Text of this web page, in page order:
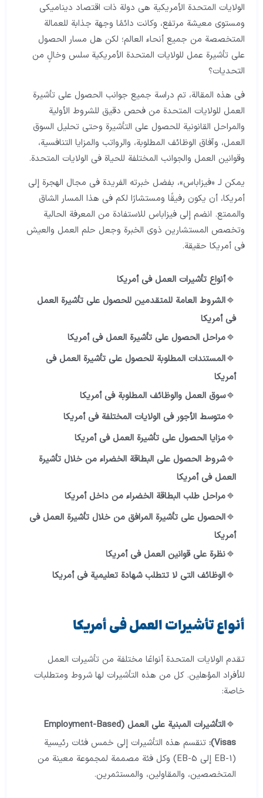
الولايات المتحدة الأمريكية هي دولة ذات اقتصاد ديناميكي
ومستوى معيشة مرتفع، وكانت دائمًا وجهة جذابة للعمالة
المتخصصة من جميع أنحاء العالم؛ لكن هل مسار الحصول
على تأشيرة عمل للولايات المتحدة الأمريكية سلس وخالٍ من
التحديات؟
في هذه المقالة، تم دراسة جميع جوانب الحصول على تأشيرة
العمل للولايات المتحدة من فحص دقيق للشروط الأولية
والمراحل القانونية للحصول على التأشيرة وحتى تحليل السوق
العمل، وآفاق الوظائف المطلوبة، والرواتب والمزايا التنافسية،
وقوانين العمل والجوانب المختلفة للحياة في الولايات المتحدة.
يمكن لـ «فيزاباس»، بفضل خبرته الفريدة في مجال الهجرة إلى
أمريكا، أن يكون رفيقًا ومستشارًا لكم في هذا المسار الشاق
والممتع. انضم إلى فيزاباس للاستفادة من المعرفة الحالية
وتخصص المستشارين ذوي الخبرة وجعل حلم العمل والعيش
في أمريكا حقيقة.
أنواع تأشيرات العمل في أمريكا
الشروط العامة للمتقدمين للحصول على تأشيرة العمل
في أمريكا
مراحل الحصول على تأشيرة العمل في أمريكا
المستندات المطلوبة للحصول على تأشيرة العمل في
أمريكا
سوق العمل والوظائف المطلوبة في أمريكا
متوسط الأجور في الولايات المختلفة في أمريكا
مزايا الحصول على تأشيرة العمل في أمريكا
شروط الحصول على البطاقة الخضراء من خلال تأشيرة
العمل في أمريكا
مراحل طلب البطاقة الخضراء من داخل أمريكا
الحصول على تأشيرة المرافق من خلال تأشيرة العمل في
أمريكا
نظرة على قوانين العمل في أمريكا
الوظائف التي لا تتطلب شهادة تعليمية في أمريكا
أنواع تأشيرات العمل في أمريكا
تقدم الولايات المتحدة أنواعًا مختلفة من تأشيرات العمل
للأفراد المؤهلين. كل من هذه التأشيرات لها شروط ومتطلبات
خاصة:
التأشيرات المبنية على العمل (Employment-Based
Visas):
تنقسم هذه التأشيرات إلى خمس فئات رئيسية
(EB-1 إلى EB-5) وكل فئة مصممة لمجموعة معينة من
المتخصصين، والمقاولين، والمستثمرين.